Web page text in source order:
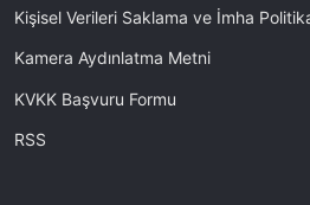
Kişisel Verileri Saklama ve İmha
Kamera Aydınlatma Metni
KVKK Başvuru Formu
RSS